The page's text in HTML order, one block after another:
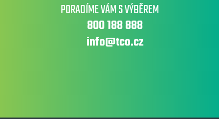
PORADÍME VÁM S VÝBĚREM
800 188 888
info@tco.cz